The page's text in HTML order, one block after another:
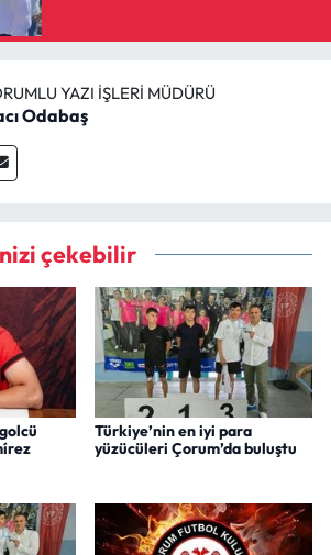
YAZI İŞLERI MÜDÜRÜ
Odabaş
çekebilir
Türkiye’nin en iyi para
yüzücüleri Çorum’da buluştu